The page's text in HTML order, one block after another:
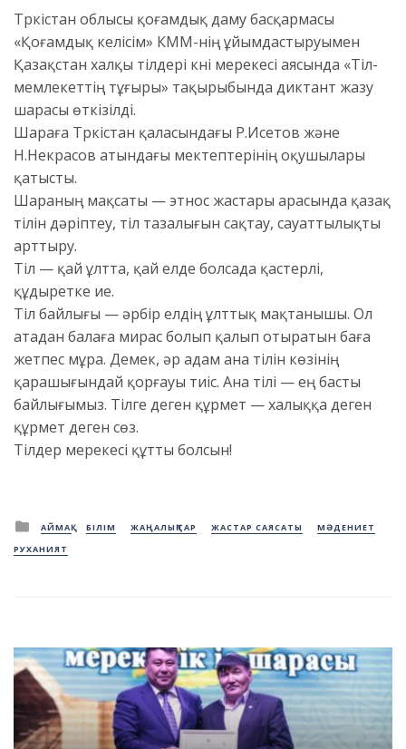
Түркістан облысы қоғамдық даму басқармасы
«Қоғамдық келісім» КММ-нің ұйымдастыруымен
Қазақстан халқы тілдері күні мерекесі аясында «Тіл-
мемлекеттің тұғыры» тақырыбында диктант жазу
шарасы өткізілді.
Шараға Түркістан қаласындағы Р.Исетов және
Н.Некрасов атындағы мектептерінің оқушылары
қатысты.
Шараның мақсаты — этнос жастары арасында қазақ
тілін дәріптеу, тіл тазалығын сақтау, сауаттылықты
арттыру.
Тіл — қай ұлтта, қай елде болсада қастерлі,
құдыретке ие.
Тіл байлығы — әрбір елдің ұлттық мақтанышы. Ол
атадан балаға мирас болып қалып отыратын баға
жетпес мұра. Демек, әр адам ана тілін көзінің
қарашығындай қорғауы тиіс. Ана тілі — ең басты
байлығымыз. Тілге деген құрмет — халыққа деген
құрмет деген сөз.
Тілдер мерекесі құтты болсын!
Posted
in
АЙМАҚ БІЛІМ ЖАҢАЛЫҚТАР ЖАСТАР САЯСАТЫ
МӘДЕНИЕТ
РУХАНИЯТ